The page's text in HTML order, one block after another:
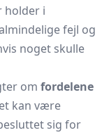
holder i
fejl og
noget skulle
om fordelene
kan være
sig for